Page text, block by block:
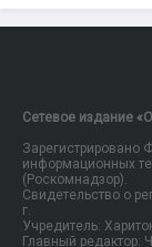
Сетевое издание
Зарегистрировано
информационных
(Роскомнадзор).
Свидетельство о
г.
Учредитель:
Главный редактор: